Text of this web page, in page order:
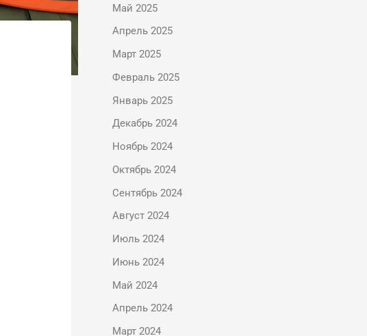
Май 2025
Апрель 2025
Март 2025
Февраль 2025
Январь 2025
Декабрь 2024
Ноябрь 2024
Октябрь 2024
Сентябрь 2024
Август 2024
Июль 2024
Июнь 2024
Май 2024
Апрель 2024
Март 2024